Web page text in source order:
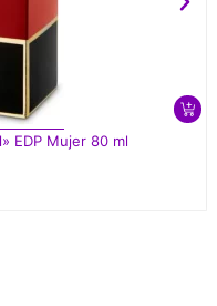
EDP Mujer 80 ml